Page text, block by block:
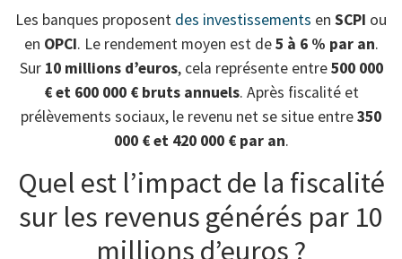
Les banques proposent des investissements en SCPI ou
en OPCI. Le rendement moyen est de5 à 6 % par an.
Sur 10 millions d’euros, cela représente entre500 000
€ et 600 000 € bruts annuels. Après fiscalité et
prélèvements sociaux, le revenu net se situe entre350
000 € et 420 000 € par an.
Quel est l’impact de la fiscalité
sur les revenus générés par 10
millions d’euros ?